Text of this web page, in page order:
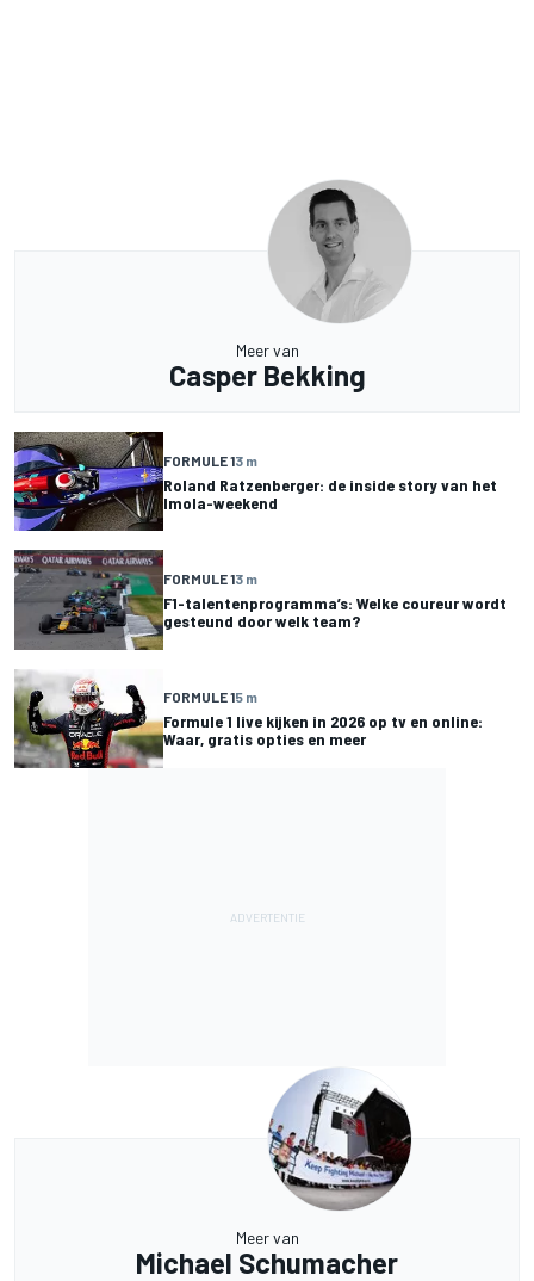
Meer van
Casper Bekking
FORMULE 13 m
Roland Ratzenberger: de inside story van het
Imola-weekend
FORMULE 13 m
F1-talentenprogramma’s: Welke coureur wordt
gesteund door welk team?
FORMULE 15 m
Formule 1 live kijken in 2026 op tv en online:
Waar, gratis opties en meer
Meer van
Michael Schumacher